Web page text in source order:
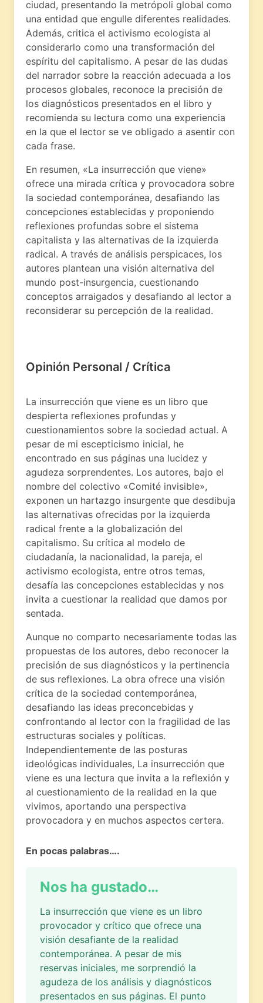
ciudad, presentando la metrópoli global como
una entidad que engulle diferentes realidades.
Además, critica el activismo ecologista al
considerarlo como una transformación del
espíritu del capitalismo. A pesar de las dudas
del narrador sobre la reacción adecuada a los
procesos globales, reconoce la precisión de
los diagnósticos presentados en el libro y
recomienda su lectura como una experiencia
en la que el lector se ve obligado a asentir con
cada frase.
En resumen, «La insurrección que viene»
ofrece una mirada crítica y provocadora sobre
la sociedad contemporánea, desafiando las
concepciones establecidas y proponiendo
reflexiones profundas sobre el sistema
capitalista y las alternativas de la izquierda
radical. A través de análisis perspicaces, los
autores plantean una visión alternativa del
mundo post-insurgencia, cuestionando
conceptos arraigados y desafiando al lector a
reconsiderar su percepción de la realidad.
Opinión Personal / Crítica
La insurrección que viene es un libro que
despierta reflexiones profundas y
cuestionamientos sobre la sociedad actual. A
pesar de mi escepticismo inicial, he
encontrado en sus páginas una lucidez y
agudeza sorprendentes. Los autores, bajo el
nombre del colectivo «Comité invisible»,
exponen un hartazgo insurgente que desdibuja
las alternativas ofrecidas por la izquierda
radical frente a la globalización del
capitalismo. Su crítica al modelo de
ciudadanía, la nacionalidad, la pareja, el
activismo ecologista, entre otros temas,
desafía las concepciones establecidas y nos
invita a cuestionar la realidad que damos por
sentada.
Aunque no comparto necesariamente todas las
propuestas de los autores, debo reconocer la
precisión de sus diagnósticos y la pertinencia
de sus reflexiones. La obra ofrece una visión
crítica de la sociedad contemporánea,
desafiando las ideas preconcebidas y
confrontando al lector con la fragilidad de las
estructuras sociales y políticas.
Independientemente de las posturas
ideológicas individuales, La insurrección que
viene es una lectura que invita a la reflexión y
al cuestionamiento de la realidad en la que
vivimos, aportando una perspectiva
provocadora y en muchos aspectos certera.
En pocas palabras….
Nos ha gustado…
La insurrección que viene es un libro
provocador y crítico que ofrece una
visión desafiante de la realidad
contemporánea. A pesar de mis
reservas iniciales, me sorprendió la
agudeza de los análisis y diagnósticos
presentados en sus páginas. El punto